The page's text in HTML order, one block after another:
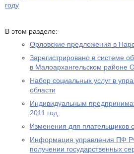
году
В этом разделе:
Орловские предложения в
Зарегистрировано в системе
в Малоархангельском районе
Набор социальных услуг в
области
Индивидуальным
2011 год
Изменения для плательщиков
Информация управления ПФ
получении государственных